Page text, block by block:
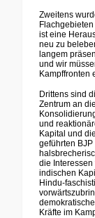
Zweitens
ist eine
neu zu
langem
und wir
Kampffronten
Drittens sind
Zentrum an
und
Kapital und
geführten
die
indischen
Hindu-
Kräfte im